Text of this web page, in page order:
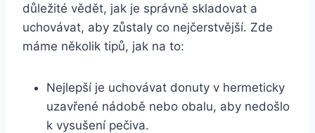
důležité vědět, jak je správně skladovat a
uchovávat, aby zůstaly co nejčerstvější. Zde
máme několik tipů, jak na to:
Nejlepší je uchovávat donuty v hermeticky
uzavřené nádobě nebo obalu, aby nedošlo
k vysušení pečiva.